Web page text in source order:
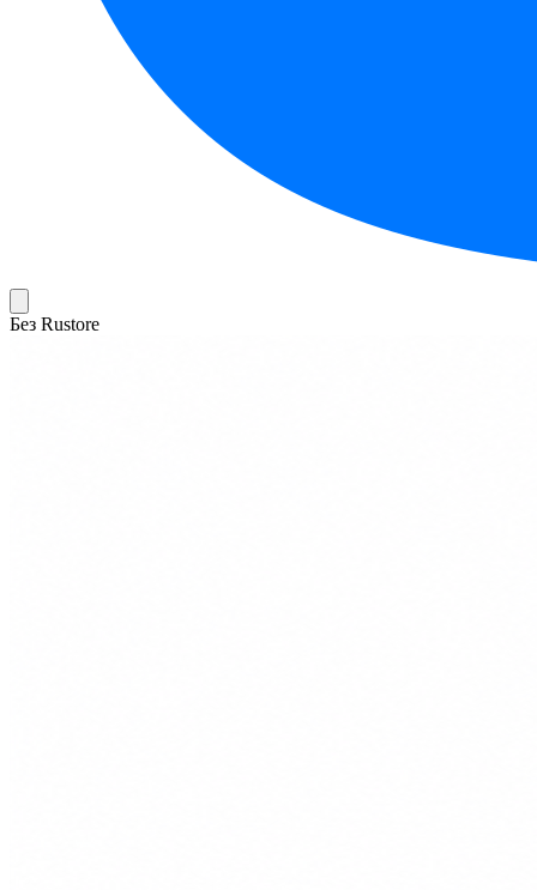
Без Rustore